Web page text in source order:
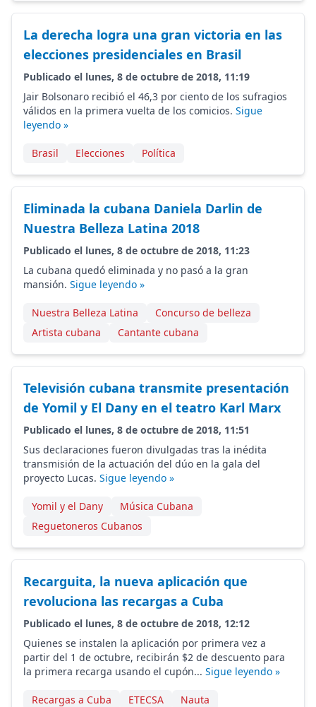
La derecha logra una gran victoria en las
elecciones presidenciales en Brasil
Publicado el lunes, 8 de octubre de 2018, 11:19
Jair Bolsonaro recibió el 46,3 por ciento de los sufragios
válidos en la primera vuelta de los comicios. Sigue
leyendo »
Brasil Elecciones Política
Eliminada la cubana Daniela Darlin de
Nuestra Belleza Latina 2018
Publicado el lunes, 8 de octubre de 2018, 11:23
La cubana quedó eliminada y no pasó a la gran
mansión. Sigue leyendo »
Nuestra Belleza Latina
Concurso de belleza
Artista cubana
Cantante cubana
Televisión cubana transmite presentación
de Yomil y El Dany en el teatro Karl Marx
Publicado el lunes, 8 de octubre de 2018, 11:51
Sus declaraciones fueron divulgadas tras la inédita
transmisión de la actuación del dúo en la gala del
proyecto Lucas. Sigue leyendo »
Yomil y el Dany
Música Cubana
Reguetoneros Cubanos
Recarguita, la nueva aplicación que
revoluciona las recargas a Cuba
Publicado el lunes, 8 de octubre de 2018, 12:12
Quienes se instalen la aplicación por primera vez a
partir del 1 de octubre, recibirán $2 de descuento para
la primera recarga usando el cupón... Sigue leyendo »
Recargas a Cuba ETECSA
Nauta